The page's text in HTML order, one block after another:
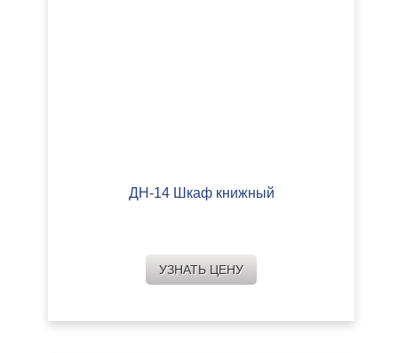
ДН-14 Шкаф книжный
УЗНАТЬ ЦЕНУ